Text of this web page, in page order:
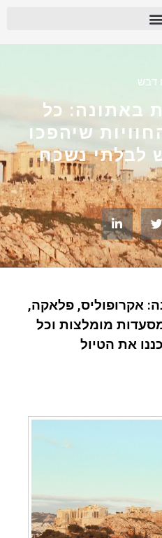
כל
שיהפכו
נשכח
פלאקה,
מומלצות וכל
את הטיול